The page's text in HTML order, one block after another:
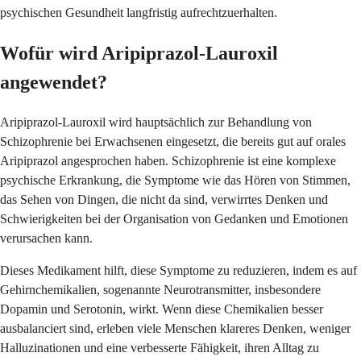
psychischen Gesundheit langfristig aufrechtzuerhalten.
Wofür wird Aripiprazol-Lauroxil
angewendet?
Aripiprazol-Lauroxil wird hauptsächlich zur Behandlung von
Schizophrenie bei Erwachsenen eingesetzt, die bereits gut auf orales
Aripiprazol angesprochen haben. Schizophrenie ist eine komplexe
psychische Erkrankung, die Symptome wie das Hören von Stimmen,
das Sehen von Dingen, die nicht da sind, verwirrtes Denken und
Schwierigkeiten bei der Organisation von Gedanken und Emotionen
verursachen kann.
Dieses Medikament hilft, diese Symptome zu reduzieren, indem es auf
Gehirnchemikalien, sogenannte Neurotransmitter, insbesondere
Dopamin und Serotonin, wirkt. Wenn diese Chemikalien besser
ausbalanciert sind, erleben viele Menschen klareres Denken, weniger
Halluzinationen und eine verbesserte Fähigkeit, ihren Alltag zu